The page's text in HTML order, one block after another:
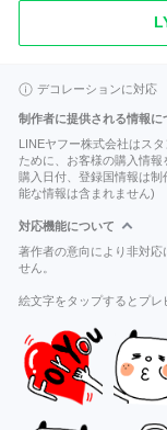
デコレーションに対応
制作者に提供される情報に
LINEヤフー株式会社はス
ために、お客様の購入情報
購入日付、登録国情報は
能な情報は含まれません)
対応機能について
著作者の意向により非対応
せん。
絵文字をタップするとプレ